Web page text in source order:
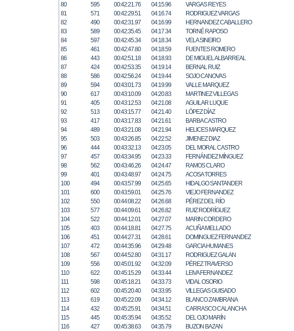
80
595 00:42:21.76 04:15.96 VARGAS REYES
81
571 00:42:29.51 04:16.74 RODRIGUEZ VARGAS
82
490 00:42:31.97 04:16.99 HERNANDEZ CABALLERO
83
589 00:42:35.45 04:17.34 TORNÉ RAPOSO
84
597 00:42:45.34 04:18.34 VELA SINEIRO
85
461 00:42:47.80 04:18.59 FUENTES ROMERO
86
443 00:42:51.18 04:18.93 DE MIGUEL ALBARREAL
87
424 00:42:53.35 04:19.14 BERNAL RUIZ
88
586 00:42:56.24 04:19.44 SOJO CANOVAS
89
594 00:43:01.73 04:19.99 VALLE MARQUEZ
90
617 00:43:10.09 04:20.83 MARTINEZ VILLEGAS
91
405 00:43:12.53 04:21.08 AGUILAR LUQUE
92
513 00:43:15.77 04:21.40 LÓPEZ DÍAZ
93
417 00:43:17.83 04:21.61 BARBA CASTRO
94
489 00:43:21.08 04:21.94 HELICES MARQUEZ
95
503 00:43:26.85 04:22.52 JIMENEZ DIAZ
96
444 00:43:32.13 04:23.05 DEL MORAL CASTRO
97
457 00:43:34.95 04:23.33 FERNÁNDEZ MÍNGUEZ
98
562 00:43:46.26 04:24.47 RAMOS CLARO
99
401 00:43:48.97 04:24.75 ACOSA TORRES
100
494 00:43:57.99 04:25.65 HIDALGO SANTANDER
101
600 00:43:59.01 04:25.76 VIEJO FERNANDEZ
102
550 00:44:08.22 04:26.68 PÉREZ DEL RÍO
103
577 00:44:09.61 04:26.82 RUIZ RODRÍGUEZ
104
522 00:44:12.01 04:27.07 MARIN CORDERO
105
403 00:44:18.81 04:27.75 ACUÑA MELLADO
106
451 00:44:27.31 04:28.61 DOMINGUEZ FERNANDEZ
107
472 00:44:35.96 04:29.48 GARCIA HUMANES
108
567 00:44:52.80 04:31.17 RODRIGUEZ GALAN
109
556 00:45:01.92 04:32.09 PÉREZ TRAVERSO
110
622 00:45:15.29 04:33.44 LEIVA FERNANDEZ
111
598 00:45:18.21 04:33.73 VIDAL OSORIO
112
602 00:45:20.40 04:33.95 VILLEGAS GUISADO
113
619 00:45:22.09 04:34.12 BLANCO ZAMBRANA
114
432 00:45:25.91 04:34.51 CARRASCO CALANCHA
115
445 00:45:35.94 04:35.52 DEL OJO MARÍN
116
427 00:45:38.63 04:35.79 BUZON BAZAN